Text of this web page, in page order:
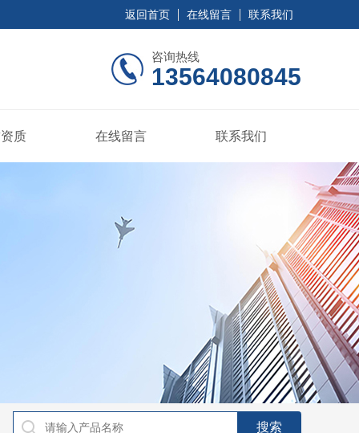
返回首页 在线留言 联系我们
咨询热线
13564080845
质 在线留言 联系我们